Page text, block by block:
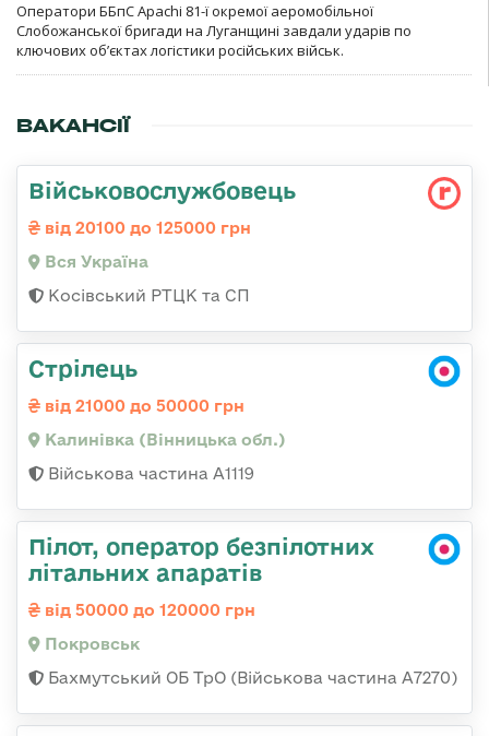
Оператори ББпС Apachi 81-ї окремої аеромобільної
Слобожанської бригади на Луганщині завдали ударів по
ключових об’єктах логістики російських військ.
ВАКАНСІЇ
Військовослужбовець
від 20100 до 125000 грн
Вся Україна
Косівський РТЦК та СП
Стрілець
від 21000 до 50000 грн
Калинівка (Вінницька обл.)
Військова частина А1119
Пілот, оператор безпілотних
літальних апаратів
від 50000 до 120000 грн
Покровськ
Бахмутський ОБ ТрО (Військова частина А7270)